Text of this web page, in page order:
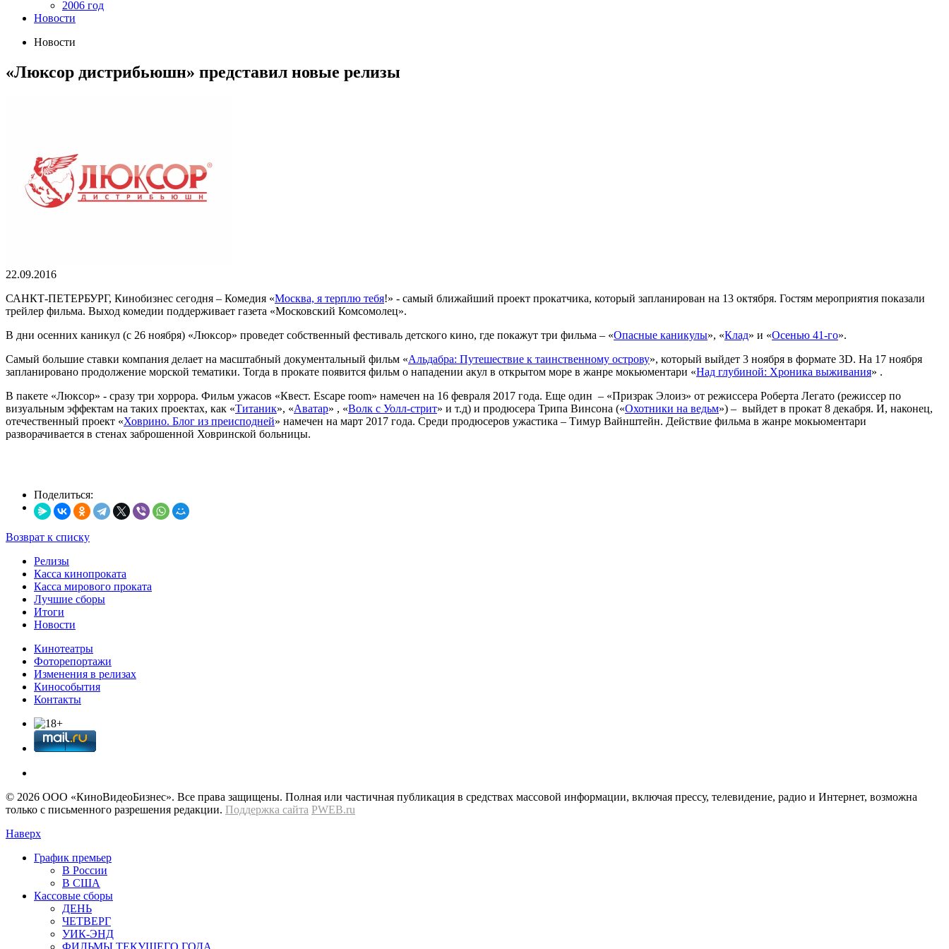
2006 год
Новости
Новости
«Люксор дистрибьюшн» представил новые релизы
22.09.2016
САНКТ-ПЕТЕРБУРГ, Кинобизнес сегодня – Комедия «Москва, я терплю тебя!» - самый ближайший проект прокатчика, который запланирован на 13 октября. Гостям мероприятия показали
трейлер фильма. Выход комедии поддерживает газета «Московский Комсомолец».
В дни осенних каникул (с 26 ноября) «Люксор» проведет собственный фестиваль детского кино, где покажут три фильма – «Опасные каникулы», «Клад» и «Осенью 41-го».
Самый большие ставки компания делает на масштабный документальный фильм «Альдабра: Путешествие к таинственному острову», который выйдет 3 ноября в формате 3D. На 17 ноября
запланировано продолжение морской тематики. Тогда в прокате появится фильм о нападении акул в открытом море в жанре мокьюментари «Над глубиной: Хроника выживания» .
В пакете «Люксор» - сразу три хоррора. Фильм ужасов «Квест. Escape room» намечен на 16 февраля 2017 года. Еще один – «Призрак Элоиз» от режиссера Роберта Легато (режиссер по
визуальным эффектам на таких проектах, как «Титаник», «Аватар» , «Волк с Уолл-стрит» и т.д) и продюсера Трипа Винсона («Охотники на ведьм») – выйдет в прокат 8 декабря. И, наконец,
отечественный проект «Ховрино. Блог из преисподней» намечен на март 2017 года. Среди продюсеров ужастика – Тимур Вайнштейн. Действие фильма в жанре мокьюментари
разворачивается в стенах заброшенной Ховринской больницы.
Поделиться:
Возврат к списку
Релизы
Касса кинопроката
Касса мирового проката
Лучшие сборы
Итоги
Новости
Кинотеатры
Фоторепортажи
Изменения в релизах
Кинособытия
Контакты
© 2026 OOО «КиноВидеоБизнес». Все права защищены. Полная или частичная публикация в средствах массовой информации, включая прессу, телевидение, радио и Интернет, возможна
только с письменного разрешения редакции. Поддержка сайта PWEB.ru
Наверх
График премьер
В России
В США
Кассовые сборы
ДЕНЬ
ЧЕТВЕРГ
УИК-ЭНД
ФИЛЬМЫ ТЕКУЩЕГО ГОДА